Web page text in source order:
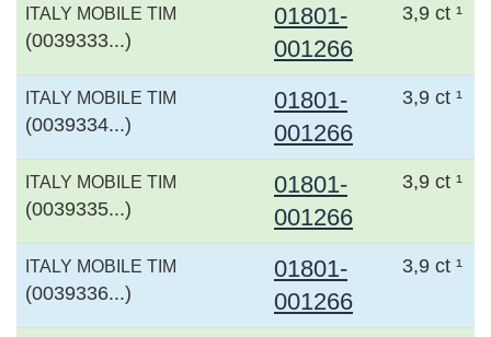
ITALY MOBILE TIM
(0039333...)
01801-
001266
3,9 ct ¹
ITALY MOBILE TIM
(0039334...)
01801-
001266
3,9 ct ¹
ITALY MOBILE TIM
(0039335...)
01801-
001266
3,9 ct ¹
ITALY MOBILE TIM
(0039336...)
01801-
001266
3,9 ct ¹